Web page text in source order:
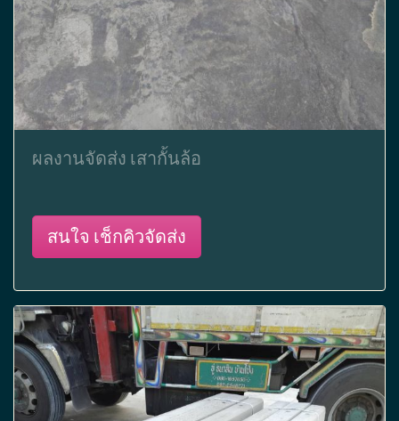
ผลงานจัดส่ง เสากั้นล้อ
สนใจ เช็กคิวจัดส่ง